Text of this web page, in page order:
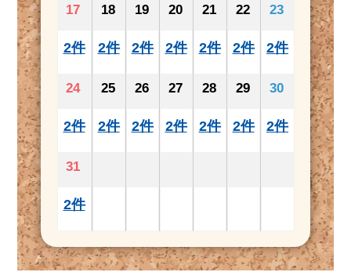
17
2件
18
2件
19
2件
20
2件
21
2件
22
2件
23
2件
24
2件
25
2件
26
2件
27
2件
28
2件
29
2件
30
2件
31
2件